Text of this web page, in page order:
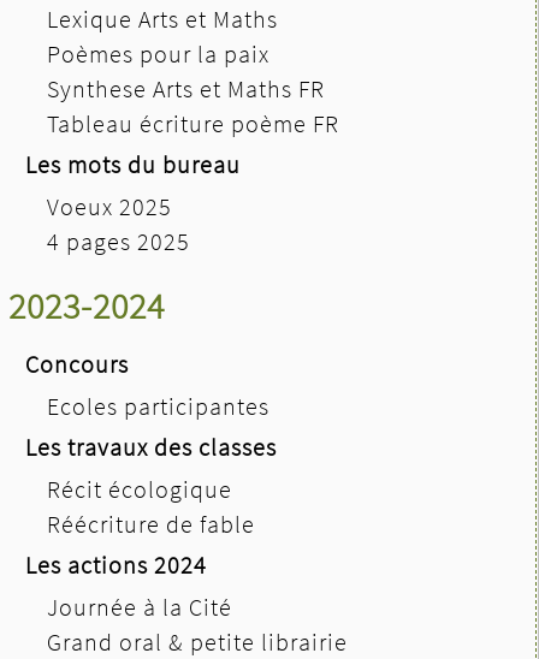
Lexique Arts et Maths
Poèmes pour la paix
Synthese Arts et Maths FR
Tableau écriture poème FR
Les mots du bureau
Voeux 2025
4 pages 2025
2023-2024
Concours
Ecoles participantes
Les travaux des classes
Récit écologique
Réécriture de fable
Les actions 2024
Journée à la Cité
Grand oral & petite librairie